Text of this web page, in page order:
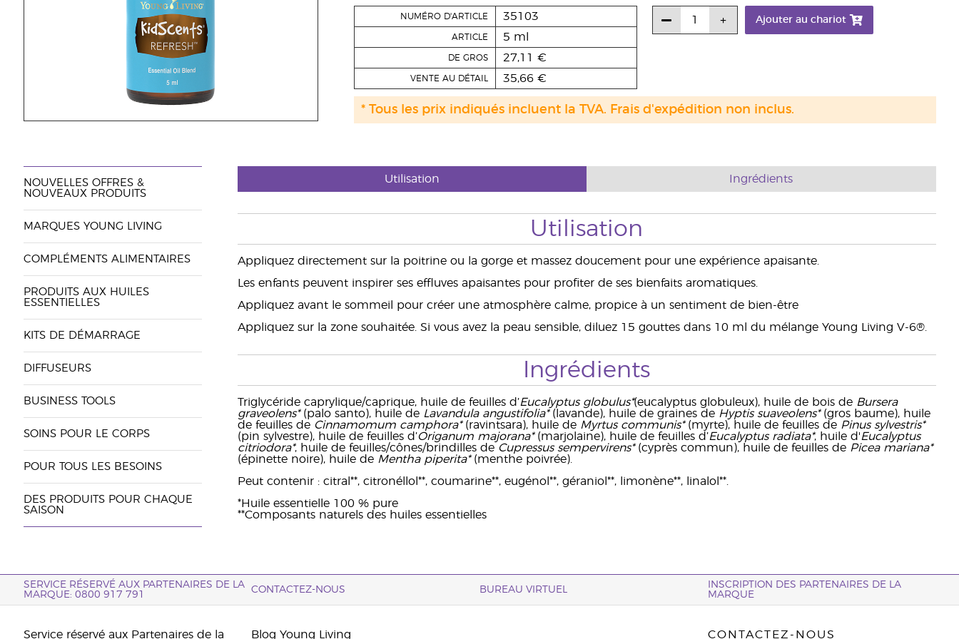
NUMÉRO D'ARTICLE 35103
ARTICLE 5 ml
DE GROS 27,11 €
VENTE AU DÉTAIL 35,66 €
Ajouter au chariot
* Tous les prix indiqués incluent la TVA. Frais d'expédition non inclus.
NOUVELLES OFFRES &
NOUVEAUX PRODUITS
MARQUES YOUNG LIVING
COMPLÉMENTS ALIMENTAIRES
PRODUITS AUX HUILES
ESSENTIELLES
KITS DE DÉMARRAGE
DIFFUSEURS
BUSINESS TOOLS
SOINS POUR LE CORPS
POUR TOUS LES BESOINS
DES PRODUITS POUR CHAQUE
SAISON
Utilisation Ingrédients
Utilisation
Appliquez directement sur la poitrine ou la gorge et massez doucement pour une expérience apaisante.
Les enfants peuvent inspirer ses effluves apaisantes pour profiter de ses bienfaits aromatiques.
Appliquez avant le sommeil pour créer une atmosphère calme, propice à un sentiment de bien-être
Appliquez sur la zone souhaitée. Si vous avez la peau sensible, diluez 15 gouttes dans 10 ml du mélange Young Living V-6®.
Ingrédients
Triglycéride caprylique/caprique, huile de feuilles d’Eucalyptus globulus*(eucalyptus globuleux), huile de bois de Bursera
graveolens*(palo santo), huile de Lavandula angustifolia*(lavande), huile de graines de Hyptis suaveolens*(gros baume), huile
de feuilles de Cinnamomum camphora*(ravintsara), huile de Myrtus communis*(myrte), huile de feuilles de Pinus sylvestris*
(pin sylvestre), huile de feuilles d’Origanum majorana*(marjolaine), huile de feuilles d’Eucalyptus radiata*, huile d'Eucalyptus
citriodora*, huile de feuilles/cônes/brindilles de Cupressus sempervirens*(cyprès commun), huile de feuilles de Picea mariana*
(épinette noire), huile de Mentha piperita*(menthe poivrée).
Peut contenir : citral**, citronéllol**, coumarine**, eugénol**, géraniol**, limonène**, linalol**.
*Huile essentielle 100 % pure
**Composants naturels des huiles essentielles
SERVICE RÉSERVÉ AUX PARTENAIRES DE LA
MARQUE: 0800 917 791
CONTACTEZ-NOUS BUREAU VIRTUEL
INSCRIPTION DES PARTENAIRES DE LA
MARQUE
Service réservé aux Partenaires de la Blog Young Living CONTACTEZ-NOUS